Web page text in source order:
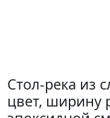
Стол-река из
цвет, ширину